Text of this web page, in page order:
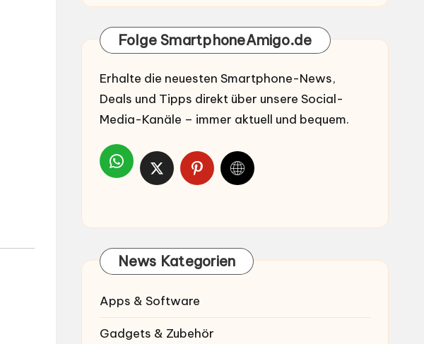
Folge SmartphoneAmigo.de
Erhalte die neuesten Smartphone-News,
Deals und Tipps direkt über unsere Social-
Media-Kanäle – immer aktuell und bequem.
News Kategorien
Apps & Software
Gadgets & Zubehör